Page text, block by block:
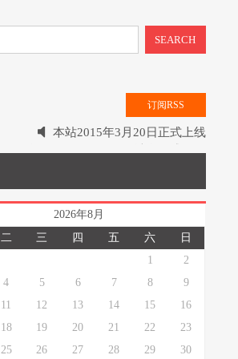
SEARCH
订阅RSS
2016年5月28日 hanx.xin 域名正式使用
有错误请各位前辈批评指正
2026年8月
二 三 四 五 六
日
1
2
4 5 6 7 8
9
11 12 13 14 15
16
18 19 20 21 22
23
25 26 27 28 29 30